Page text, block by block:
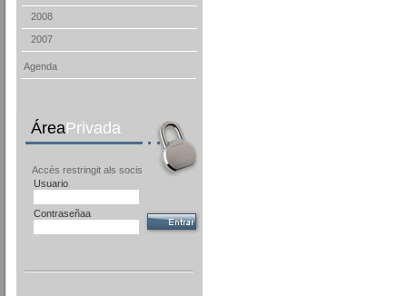
2008
2007
Agenda
ÁreaPrivada
Accés restringit als socis
Usuario
Contraseñaa